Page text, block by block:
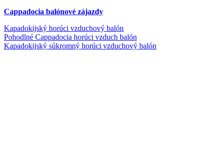
Cappadocia balónové zájazdy
Kapadokijský horúci vzduchový balón
Pohodlné Cappadocia horúci vzduch balón
Kapadokijský súkromný horúci vzduchový balón